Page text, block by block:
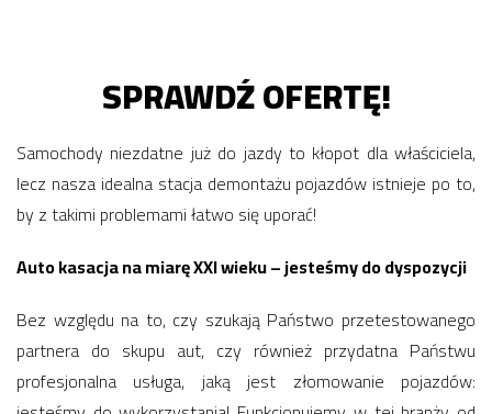
SPRAWDŹ OFERTĘ!
Samochody niezdatne już do jazdy to kłopot dla właściciela,
lecz nasza idealna stacja demontażu pojazdów istnieje po to,
by z takimi problemami łatwo się uporać!
Auto kasacja na miarę XXI wieku – jesteśmy do dyspozycji
Bez względu na to, czy szukają Państwo przetestowanego
partnera do skupu aut, czy również przydatna Państwu
profesjonalna usługa, jaką jest złomowanie pojazdów: